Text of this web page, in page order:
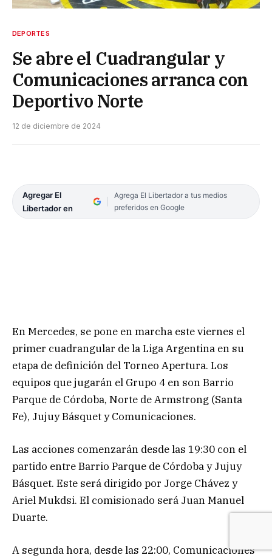
DEPORTES
Se abre el Cuadrangular y
Comunicaciones arranca con
Deportivo Norte
12 de diciembre de 2024
Agregar El
Libertador en
Agrega El Libertador a tus medios
preferidos en Google
En Mercedes, se pone en marcha este viernes el
primer cuadrangular de la Liga Argentina en su
etapa de definición del Torneo Apertura. Los
equipos que jugarán el Grupo 4 en son Barrio
Parque de Córdoba, Norte de Armstrong (Santa
Fe), Jujuy Básquet y Comunicaciones.
Las acciones comenzarán desde las 19:30 con el
partido entre Barrio Parque de Córdoba y Jujuy
Básquet. Este será dirigido por Jorge Chávez y
Ariel Mukdsi. El comisionado será Juan Manuel
Duarte.
A segunda hora, desde las 22:00, Comunicaciones